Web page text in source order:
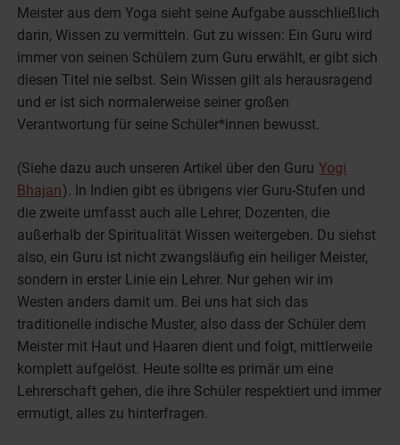
Meister aus dem Yoga sieht seine Aufgabe ausschließlich
darin, Wissen zu vermitteln. Gut zu wissen: Ein Guru wird
immer von seinen Schülern zum Guru erwählt, er gibt sich
diesen Titel nie selbst. Sein Wissen gilt als herausragend
und er ist sich normalerweise seiner großen
Verantwortung für seine Schüler*innen bewusst.
(Siehe dazu auch unseren Artikel über den Guru Yogi
Bhajan). In Indien gibt es übrigens vier Guru-Stufen und
die zweite umfasst auch alle Lehrer, Dozenten, die
außerhalb der Spiritualität Wissen weitergeben. Du siehst
also, ein Guru ist nicht zwangsläufig ein heiliger Meister,
sondern in erster Linie ein Lehrer. Nur gehen wir im
Westen anders damit um. Bei uns hat sich das
traditionelle indische Muster, also dass der Schüler dem
Meister mit Haut und Haaren dient und folgt, mittlerweile
komplett aufgelöst. Heute sollte es primär um eine
Lehrerschaft gehen, die ihre Schüler respektiert und immer
ermutigt, alles zu hinterfragen.